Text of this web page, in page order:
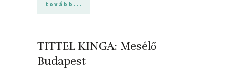
tovább...
TITTEL KINGA: Mesélő
Budapest